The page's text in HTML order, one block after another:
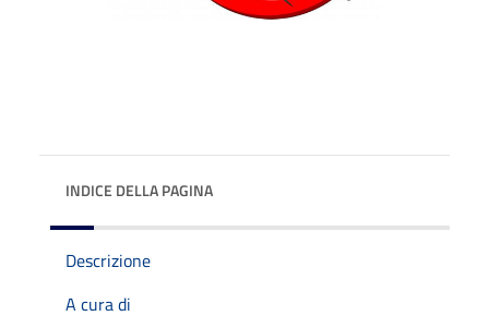
INDICE DELLA PAGINA
Descrizione
A cura di